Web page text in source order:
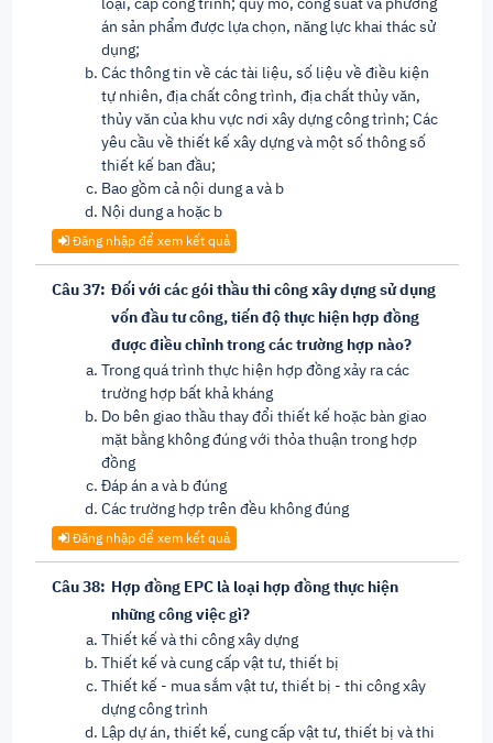
án sản phẩm được lựa chọn, năng lực khai thác sử
dụng;
Các thông tin về các tài liệu, số liệu về điều kiện
tự nhiên, địa chất công trình, địa chất thủy văn,
thủy văn của khu vực nơi xây dựng công trình; Các
yêu cầu về thiết kế xây dựng và một số thông số
thiết kế ban đầu;
Bao gồm cả nội dung a và b
Nội dung a hoặc b
Đăng nhập để xem kết quả
Câu 37: Đối với các gói thầu thi công xây dựng sử dụng
vốn đầu tư công, tiến độ thực hiện hợp đồng
được điều chỉnh trong các trường hợp nào?
Trong quá trình thực hiện hợp đồng xảy ra các
trường hợp bất khả kháng
Do bên giao thầu thay đổi thiết kế hoặc bàn giao
mặt bằng không đúng với thỏa thuận trong hợp
đồng
Đáp án a và b đúng
Các trường hợp trên đều không đúng
Đăng nhập để xem kết quả
Câu 38: Hợp đồng EPC là loại hợp đồng thực hiện
những công việc gì?
Thiết kế và thi công xây dựng
Thiết kế và cung cấp vật tư, thiết bị
Thiết kế - mua sắm vật tư, thiết bị - thi công xây
dựng công trình
Lập dự án, thiết kế, cung cấp vật tư, thiết bị và thi